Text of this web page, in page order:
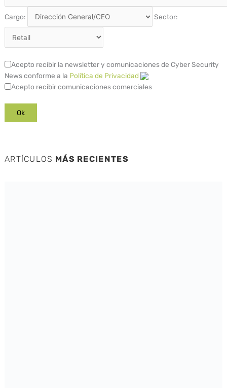
Cargo: Sector:
Acepto recibir la newsletter y comunicaciones de Cyber Security
News conforme a la Política de Privacidad
Acepto recibir comunicaciones comerciales
ARTÍCULOS MÁS RECIENTES